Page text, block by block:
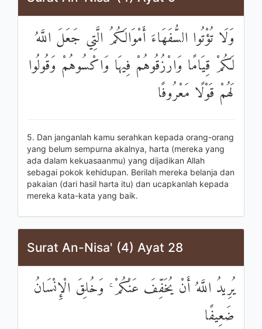
وَلَا تُؤْتُوا السُّفَهَاءَ أَمْوَالَكُمُ الَّتِي جَعَلَ اللَّهُ
لَكُمْ قِيَامًا وَارْزُقُوهُمْ فِيهَا وَاكْسُوهُمْ وَقُولُوا
لَهُمْ قَوْلًا مَعْرُوفًا
5. Dan janganlah kamu serahkan kepada orang-orang
yang belum sempurna akalnya, harta (mereka yang
ada dalam kekuasaanmu) yang dijadikan Allah
sebagai pokok kehidupan. Berilah mereka belanja dan
pakaian (dari hasil harta itu) dan ucapkanlah kepada
mereka kata-kata yang baik.
Surat An-Nisa' (4) Ayat 28
يُرِيدُ اللَّهُ أَنْ يُخَفِّفَ عَنْكُمْ ۚ وَخُلِقَ الْإِنْسَانُ
ضَعِيفًا